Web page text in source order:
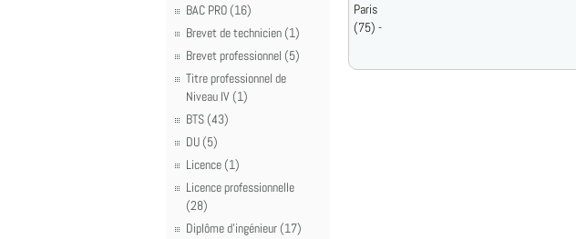
BAC PRO (16)
Brevet de technicien (1)
Brevet professionnel (5)
Titre professionnel de
Niveau IV (1)
BTS (43)
DU (5)
Licence (1)
Licence professionnelle
(28)
Diplôme d'ingénieur (17)
Paris
(75) -